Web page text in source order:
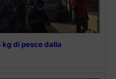
di pesce dalla